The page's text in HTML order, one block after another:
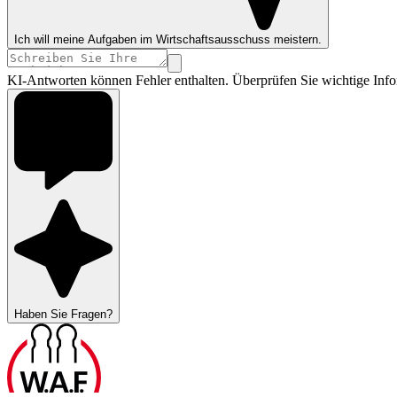
Ich will meine Aufgaben im Wirtschaftsausschuss meistern.
KI-Antworten können Fehler enthalten. Überprüfen Sie wichtige
Haben Sie Fragen?